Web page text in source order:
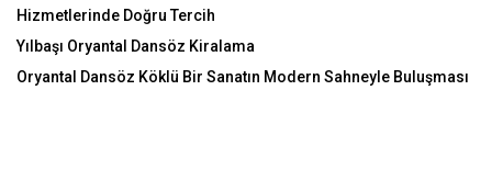
Hizmetlerinde Doğru Tercih
Yılbaşı Oryantal Dansöz Kiralama
Oryantal Dansöz Köklü Bir Sanatın Modern Sahneyle Buluşması